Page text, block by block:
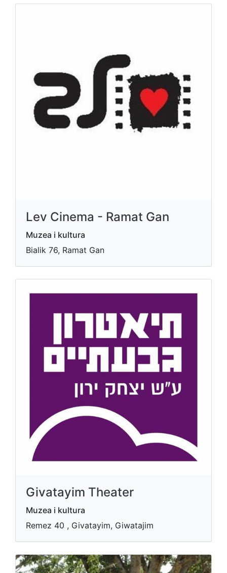
Lev Cinema - Ramat Gan
Muzea i kultura
Bialik 76, Ramat Gan
Givatayim Theater
Muzea i kultura
Remez 40 , Givatayim, Giwatajim